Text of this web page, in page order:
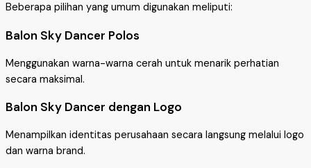
Beberapa pilihan yang umum digunakan meliputi:
Balon Sky Dancer Polos
Menggunakan warna-warna cerah untuk menarik perhatian
secara maksimal.
Balon Sky Dancer dengan Logo
Menampilkan identitas perusahaan secara langsung melalui logo
dan warna brand.